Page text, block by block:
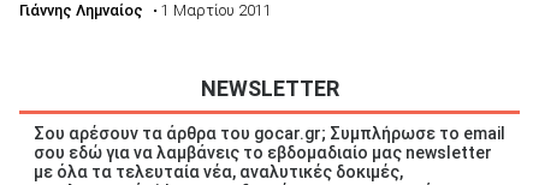
Γιάννης Λημναίος • 1 Μαρτίου 2011
NEWSLETTER
Σου αρέσουν τα άρθρα του gocar.gr; Συμπλήρωσε το email
σου εδώ για να λαμβάνεις το εβδομαδιαίο μας newsletter
με όλα τα τελευταία νέα, αναλυτικές δοκιμές,